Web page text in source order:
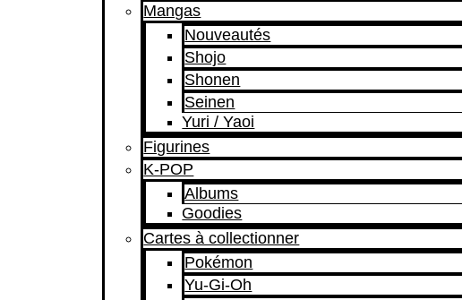
Mangas
Nouveautés
Shojo
Shonen
Seinen
Yuri / Yaoi
Figurines
K-POP
Albums
Goodies
Cartes à collectionner
Pokémon
Yu-Gi-Oh